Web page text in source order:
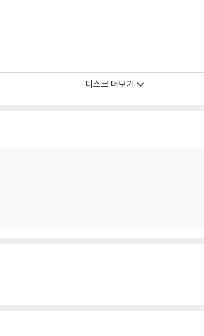
디스크 더보기